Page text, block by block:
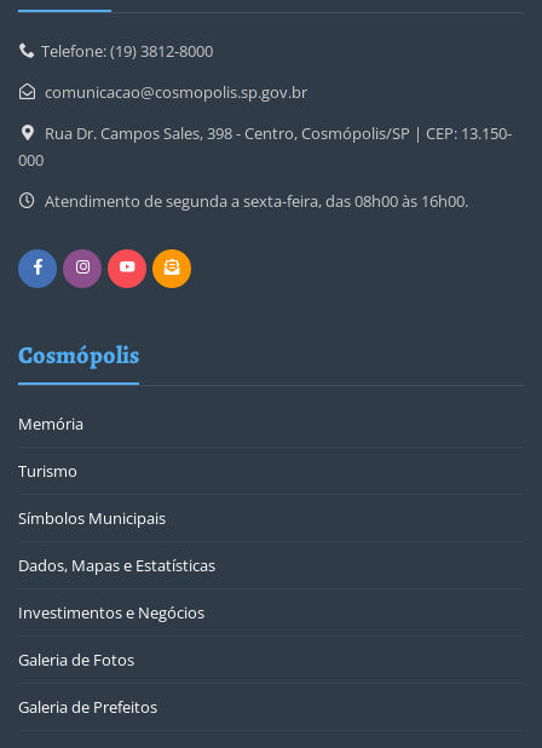
Telefone: (19) 3812-8000
comunicacao@cosmopolis.sp.gov.br
Rua Dr. Campos Sales, 398 - Centro, Cosmópolis/SP | CEP: 13.150-
000
Atendimento de segunda a sexta-feira, das 08h00 às 16h00.
Cosmópolis
Memória
Turismo
Símbolos Municipais
Dados, Mapas e Estatísticas
Investimentos e Negócios
Galeria de Fotos
Galeria de Prefeitos